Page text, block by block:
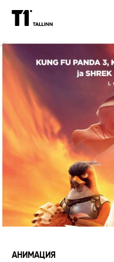
Пернатый
патруль
АНИМАЦИЯ